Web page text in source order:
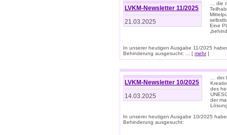
LVKM-Newsletter 11/2025
21.03.2025
… die
Eine
In unserer heutigen Ausgabe 11/2025
Behinderung ausgesucht: ... [ mehr]
LVKM-Newsletter 10/2025
14.03.2025
… der
des
der
In unserer heutigen Ausgabe 10/2025
Behinderung ausgesucht: